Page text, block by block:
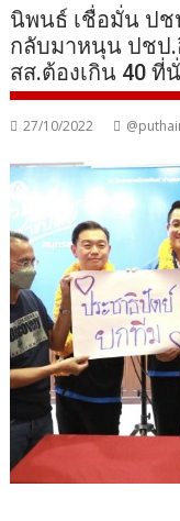
นิพนธ์ เชื่อมั่น ปช
กลับมาหนุน ปชป.
สส.ต้องเกิน 40 ที่
27/10/2022